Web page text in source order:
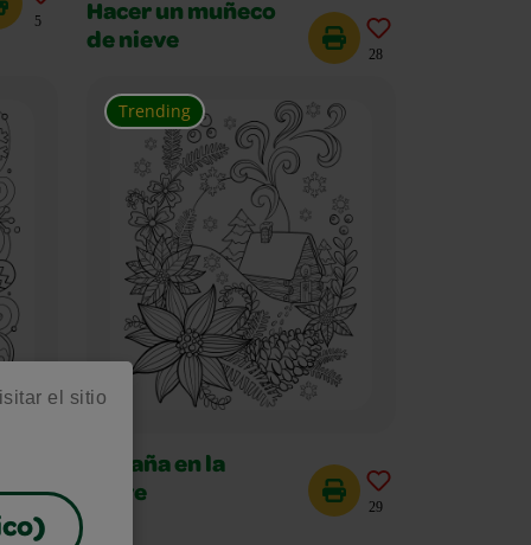
el sitio
5
Hacer un muñeco
de nieve
28
Trending
Cabaña en la
nieve
29